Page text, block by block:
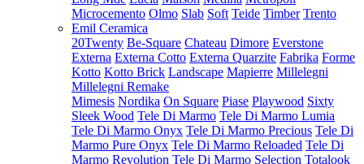
Microcemento Olmo Slab Soft Teide Timber Trento
Emil Ceramica
20Twenty Be-Square Chateau Dimore Everstone
Externa Externa Cotto Externa Quarzite Fabrika Forme
Kotto Kotto Brick Landscape Mapierre Millelegni
Millelegni Remake
Mimesis Nordika On Square Piase Playwood Sixty
Sleek Wood Tele Di Marmo Tele Di Marmo Lumia
Tele Di Marmo Onyx Tele Di Marmo Precious Tele Di
Marmo Pure Onyx Tele Di Marmo Reloaded Tele Di
Marmo Revolution Tele Di Marmo Selection Totalook